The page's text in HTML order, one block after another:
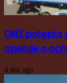
ONZ
apeluje o
4 dni ago